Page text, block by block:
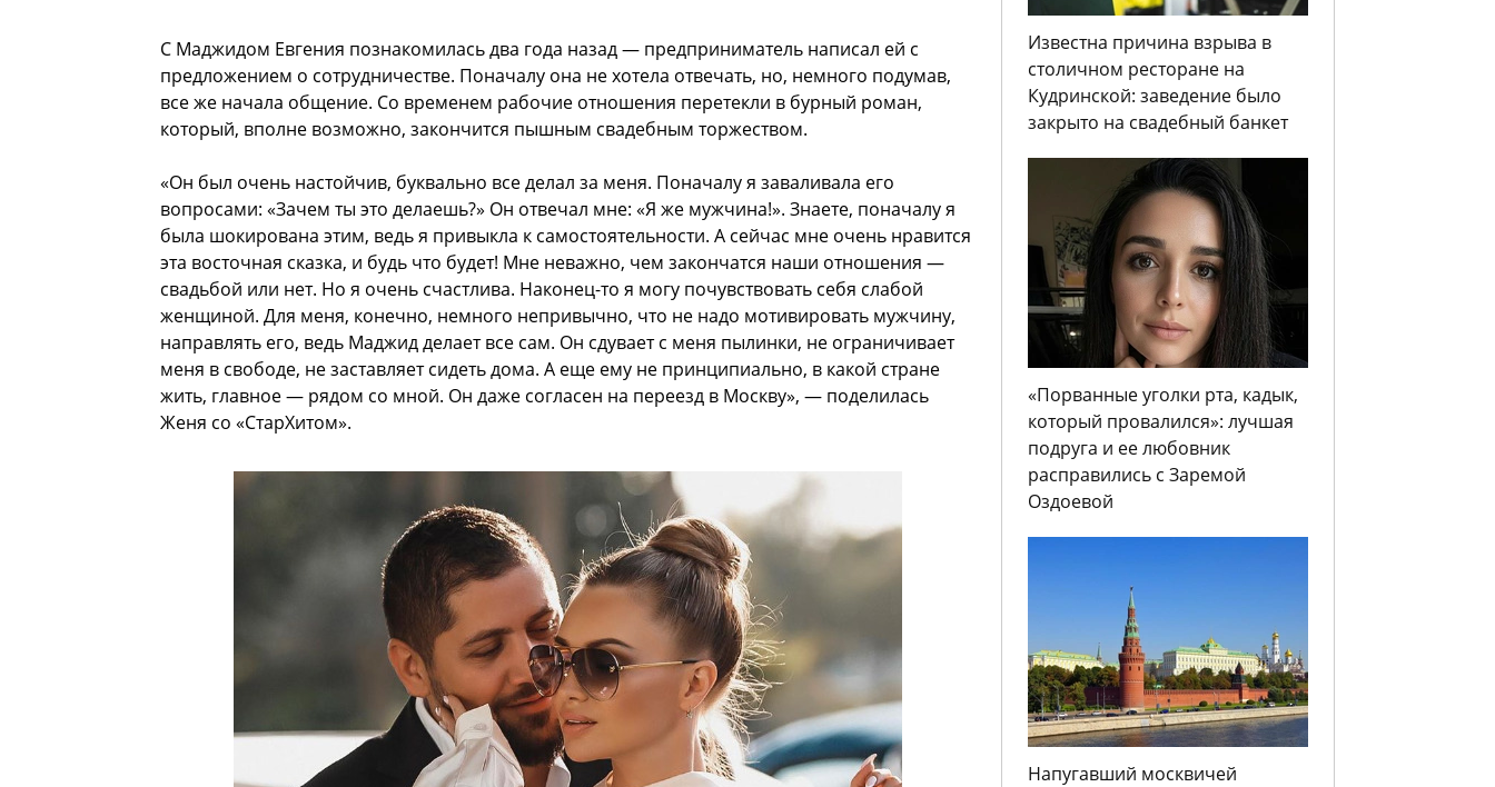
С Маджидом Евгения познакомилась два года назад — предприниматель написал ей с
предложением о сотрудничестве. Поначалу она не хотела отвечать, но, немного подумав,
все же начала общение. Со временем рабочие отношения перетекли в бурный роман,
который, вполне возможно, закончится пышным свадебным торжеством.
«Он был очень настойчив, буквально все делал за меня. Поначалу я заваливала его
вопросами: «Зачем ты это делаешь?» Он отвечал мне: «Я же мужчина!». Знаете, поначалу я
была шокирована этим, ведь я привыкла к самостоятельности. А сейчас мне очень нравится
эта восточная сказка, и будь что будет! Мне неважно, чем закончатся наши отношения —
свадьбой или нет. Но я очень счастлива. Наконец-то я могу почувствовать себя слабой
женщиной. Для меня, конечно, немного непривычно, что не надо мотивировать мужчину,
направлять его, ведь Маджид делает все сам. Он сдувает с меня пылинки, не ограничивает
меня в свободе, не заставляет сидеть дома. А еще ему не принципиально, в какой стране
жить, главное — рядом со мной. Он даже согласен на переезд в Москву», — поделилась
Женя со «СтарХитом».
Известна причина взрыва в
столичном ресторане на
Кудринской: заведение было
закрыто на свадебный банкет
«Порванные уголки рта, кадык,
который провалился»: лучшая
подруга и ее любовник
расправились с Заремой
Оздоевой
Напугавший москвичей